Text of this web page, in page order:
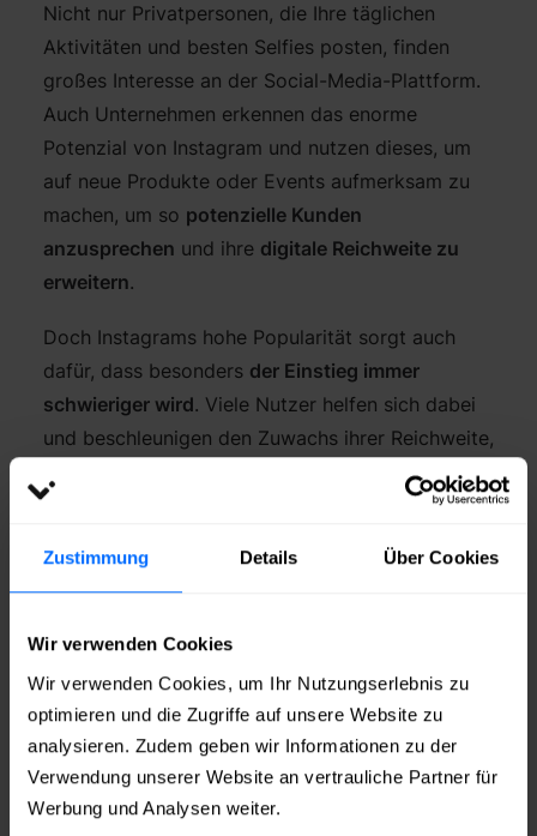
Zustimmung Details Über Cookies
Wir verwenden Cookies
Wir verwenden Cookies, um Ihr Nutzungserlebnis zu
optimieren und die Zugriffe auf unsere Website zu
analysieren. Zudem geben wir Informationen zu der
Verwendung unserer Website an vertrauliche Partner für
Werbung und Analysen weiter.
Nicht nur Privatpersonen, die Ihre täglichen
Aktivitäten und besten Selfies posten, finden
großes Interesse an der Social-Media-Plattform.
Auch Unternehmen erkennen das enorme
Potenzial von Instagram und nutzen dieses, um
auf neue Produkte oder Events aufmerksam zu
machen, um so potenzielle Kunden
anzusprechen und ihre digitale Reichweite zu
erweitern.
Doch Instagrams hohe Popularität sorgt auch
dafür, dass besonders der Einstieg immer
schwieriger wird. Viele Nutzer helfen sich dabei
und beschleunigen den Zuwachs ihrer Reichweite,
Instagram Abonnenten kaufen,
sowie
Impressionen
und mehr.
So funktioniert’s
DieMenge / Anzahlauswählen
BenutzernamenoderLink zu Ihrem Instagram
Profilangeben